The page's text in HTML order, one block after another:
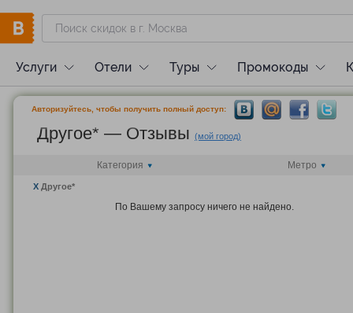
Услуги Отели Туры Промокоды
Авторизуйтесь, чтобы получить полный доступ:
Другое* — Отзывы (мой город)
Категория Метро
X Другое*
По Вашему запросу ничего не найдено.